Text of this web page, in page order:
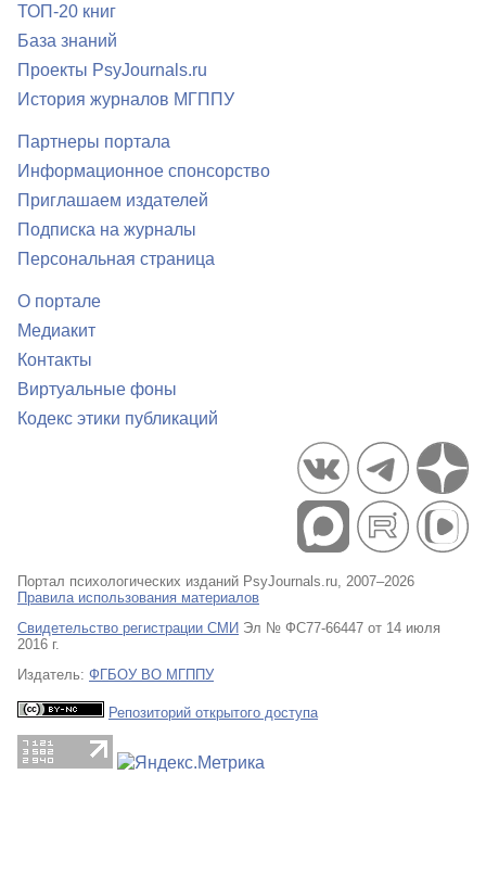
ТОП-20 книг
База знаний
Проекты PsyJournals.ru
История журналов МГППУ
Партнеры портала
Информационное спонсорство
Приглашаем издателей
Подписка на журналы
Персональная страница
О портале
Медиакит
Контакты
Виртуальные фоны
Кодекс этики публикаций
Портал психологических изданий PsyJournals.ru, 2007–2026
Правила использования материалов
Свидетельство регистрации СМИ Эл № ФС77-66447 от 14 июля
2016 г.
Издатель: ФГБОУ ВО МГППУ
Репозиторий открытого доступа